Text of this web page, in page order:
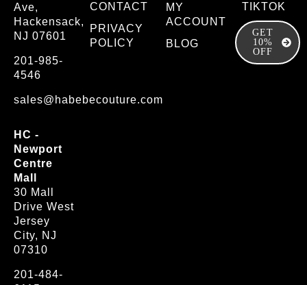
Ave,
Hackensack,
NJ 07601
201-985-
4546
sales@habebecouture.com
HC -
Newport
Centre
Mall
30 Mall
Drive West
Jersey
City, NJ
07310
201-484-
CONTACT
PRIVACY
POLICY
MY
ACCOUNT
BLOG
TIKTOK
GET
10%
OFF